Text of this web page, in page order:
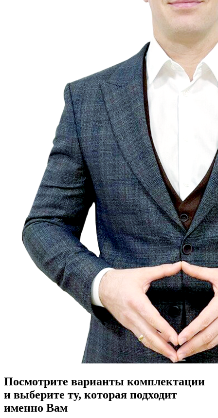
Посмотрите варианты комплектации
и выберите ту, которая подходит
именно Вам